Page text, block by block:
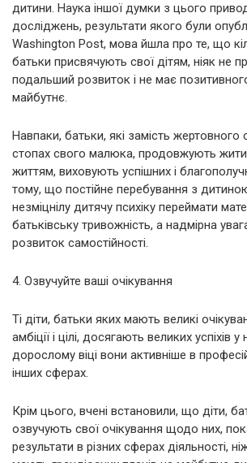
дитини. Наука іншої думки з цього
досліджень, результати якого були
Washington Post, мова йшла про те, що
батьки присвячують свої дітям, ніяк не
подальший розвиток і не має
майбутнє.
Навпаки, батьки, які замість жертовного
стопах свого малюка, продовжують
життям, виховують успішних і
тому, що постійне перебування з
незміцнілу дитячу психіку переймати
батьківську тривожність, а надмірна
розвиток самостійності.
4. Озвучуйте ваші очікування
Ті діти, батьки яких мають великі
амбіції і цілі, досягають великих успіхів у
дорослому віці вони активніше в
інших сферах.
Крім цього, вчені встановили, що діти,
озвучують свої очікування щодо них,
результати в різних сферах діяльності,